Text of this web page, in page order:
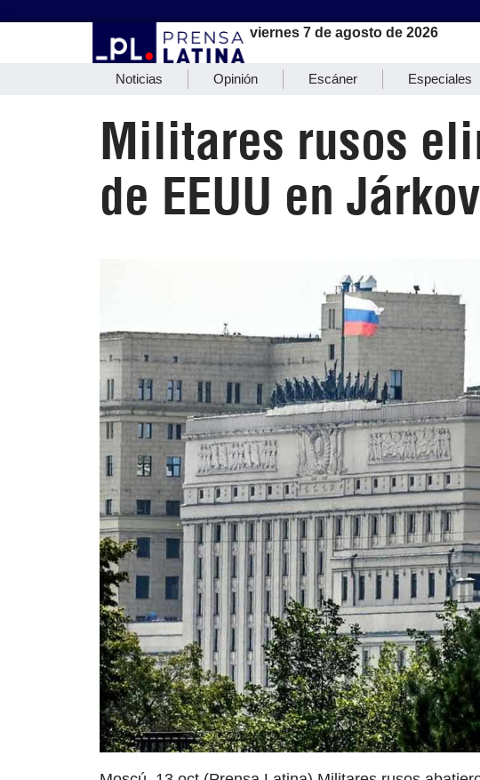
viernes 7 de agosto de 2026
Noticias Opinión Escáner Especiales
Militares rusos
de EEUU en Járkov